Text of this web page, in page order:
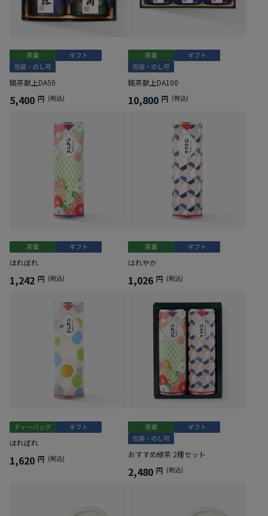
銘茶献上DA50
5,400 円 (税込)
銘茶献上DA100
10,800 円 (税込)
ほれぼれ
1,242 円 (税込)
はれやか
1,026 円 (税込)
ほれぼれ
1,620 円 (税込) おすすめ緑茶 2種セット
2,480 円 (税込)